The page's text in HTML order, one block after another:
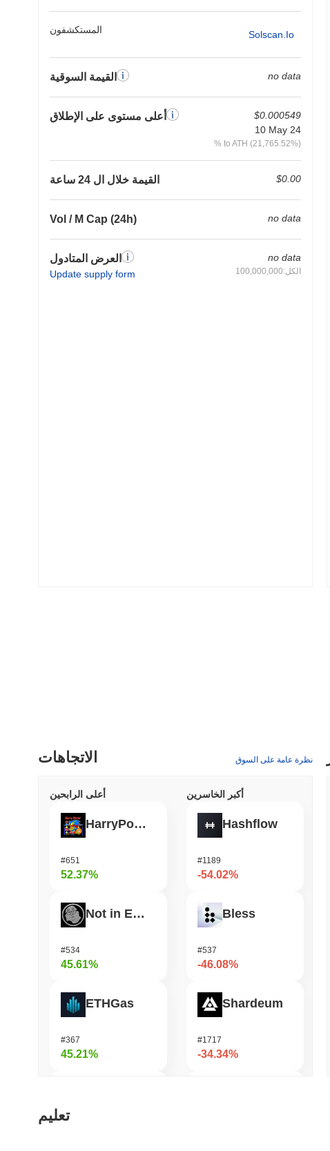
المستكشفون Solscan.io
القيمة السوقية no data
أعلى مستوى على الإطلاق
$0.000549
10 May 24
% to ATH (21,765.52%)
القيمة خلال ال 24 ساعة $0.00
Vol / M Cap (24h) no data
العرض المتادول
Update supply form
no data
الكل:100,000,000
الاتجاهات نظرة عامة على السوق
أعلى الرابحين
HarryPotterObamaSonic10Inu (ETH)
#651
52.37%
Not in Employment, Education, or Training
#534
45.61%
ETHGas
#367
45.21%
أكبر الخاسرين
Hashflow
#1189
-54.02%
Bless
#537
-46.08%
Shardeum
#1717
-34.34%
تعليم